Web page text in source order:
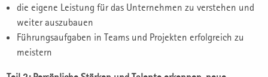
die eigene Leistung für das Unternehmen zu verstehen und
weiter auszubauen
Führungsaufgaben in Teams und Projekten erfolgreich zu
meistern